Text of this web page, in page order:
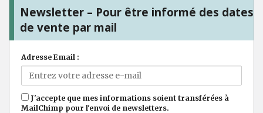
Newsletter – Pour être informé des dates
de vente par mail
Adresse Email :
J'accepte que mes informations soient transférées à
MailChimp pour l'envoi de newsletters.